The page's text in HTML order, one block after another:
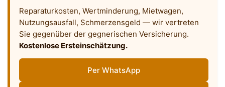
Reparaturkosten, Wertminderung, Mietwagen,
Nutzungsausfall, Schmerzensgeld — wir vertreten
Sie gegenüber der gegnerischen Versicherung.
Kostenlose Ersteinschätzung.
Per WhatsApp